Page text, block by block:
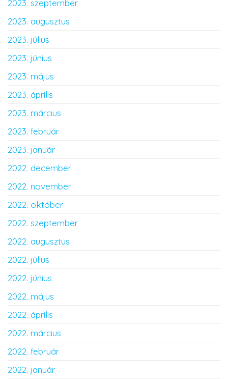
2023. szeptember
2023. augusztus
2023. július
2023. június
2023. május
2023. április
2023. március
2023. február
2023. január
2022. december
2022. november
2022. október
2022. szeptember
2022. augusztus
2022. július
2022. június
2022. május
2022. április
2022. március
2022. február
2022. január